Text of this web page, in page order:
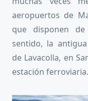
aeropuertos de
que disponen
sentido, la
de Lavacolla, en
estación ferroviaria.